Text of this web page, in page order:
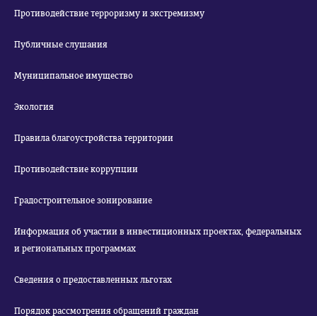
Противодействие терроризму и экстремизму
Публичные слушания
Муниципальное имущество
Экология
Правила благоустройства территории
Противодействие коррупции
Градостроительное зонирование
Информация об участии в инвестиционных проектах, федеральных
и региональных программах
Сведения о предоставленных льготах
Порядок рассмотрения обращений граждан